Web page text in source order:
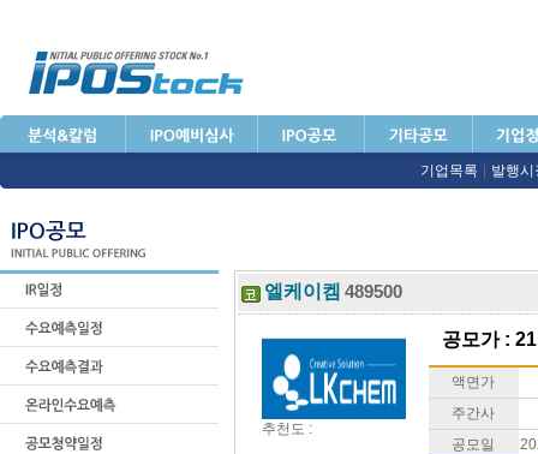
기업목록 발행
엘케이켐 489500
추천도 :
공모가 :
액면가
주간사
공모일